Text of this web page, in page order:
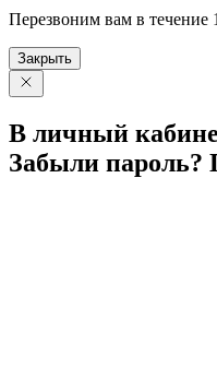
Перезвоним вам в течение
Закрыть
В личный
Забыли пароль?